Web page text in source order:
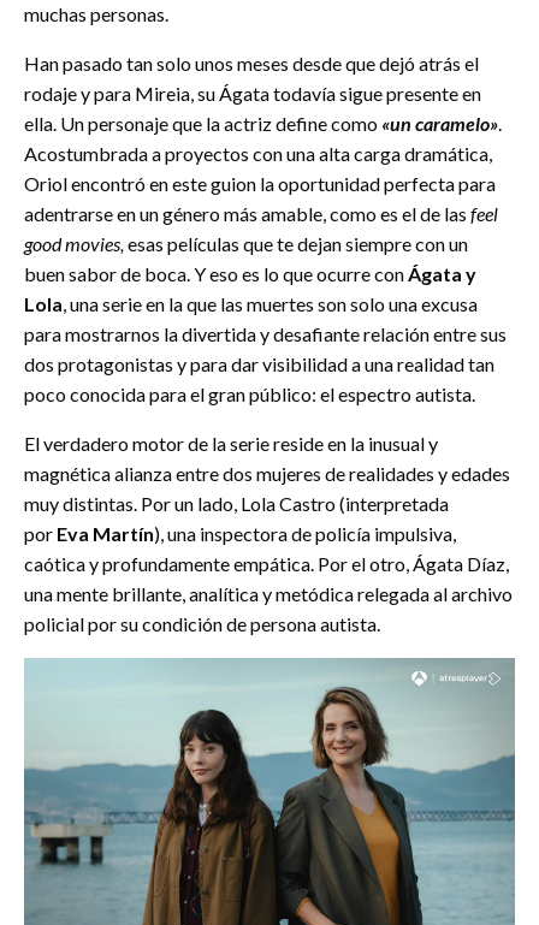
muchas personas.
Han pasado tan solo unos meses desde que dejó atrás el
rodaje y para Mireia, su Ágata todavía sigue presente en
ella. Un personaje que la actriz define como «un caramelo».
Acostumbrada a proyectos con una alta carga dramática,
Oriol encontró en este guion la oportunidad perfecta para
adentrarse en un género más amable, como es el de las feel
good movies,esas películas que te dejan siempre con un
buen sabor de boca. Y eso es lo que ocurre conÁgata y
Lola, una serie en la que las muertes son solo una excusa
para mostrarnos la divertida y desafiante relación entre sus
dos protagonistas y para dar visibilidad a una realidad tan
poco conocida para el gran público: el espectro autista.
El verdadero motor de la serie reside en la inusual y
magnética alianza entre dos mujeres de realidades y edades
muy distintas. Por un lado, Lola Castro (interpretada
por Eva Martín), una inspectora de policía impulsiva,
caótica y profundamente empática. Por el otro, Ágata Díaz,
una mente brillante, analítica y metódica relegada al archivo
policial por su condición de persona autista.